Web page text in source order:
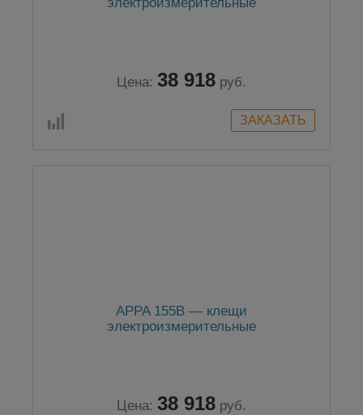
Цена: 38 918 руб.
APPA 155В — клещи
электроизмерительные
Цена: 38 918 руб.